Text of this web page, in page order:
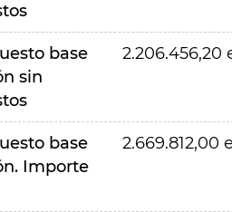
base
sin
2.206.456,20
base
Importe
2.669.812,00